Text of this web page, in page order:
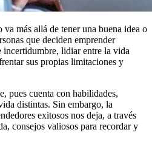
más allá de tener una buena idea o
que deciden emprender
incertidumbre, lidiar entre la vida
sus propias limitaciones y
pues cuenta con habilidades,
distintas. Sin embargo, la
exitosos nos deja, a través
consejos valiosos para recordar y